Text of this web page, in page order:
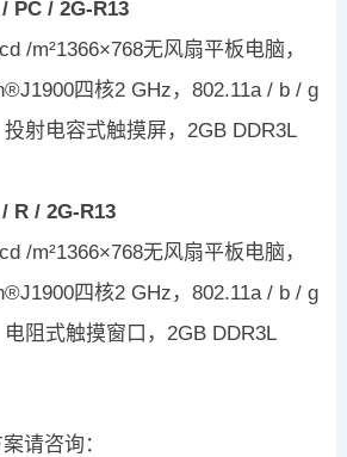
PC / 2G-R13
/m²1366×768无风扇平板电脑，
四核2 GHz，802.11a / b / g
射电容式触摸屏，2GB DDR3L
R / 2G-R13
/m²1366×768无风扇平板电脑，
四核2 GHz，802.11a / b / g
阻式触摸窗口，2GB DDR3L
请咨询：